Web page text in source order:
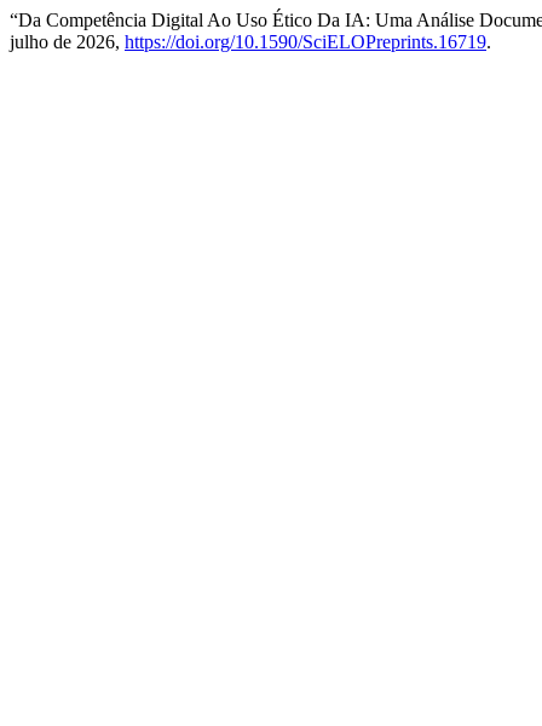
“Da Competência Digital Ao Uso Ético Da IA: Uma Análise
julho de 2026, https://doi.org/10.1590/SciELOPreprints.16719.